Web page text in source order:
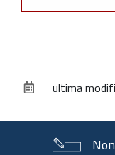
documento
ultima